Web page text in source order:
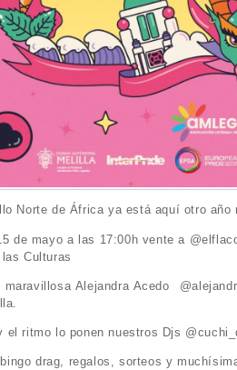
Norte de África ya está aquí otro año
de mayo a las 17:00h vente a
Culturas
maravillosa Alejandra Acedo
el ritmo lo ponen nuestros Djs
drag, regalos, sorteos y